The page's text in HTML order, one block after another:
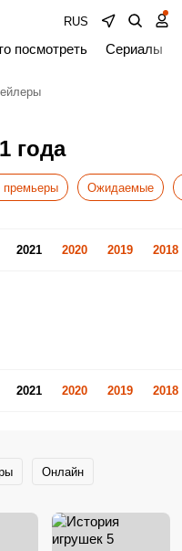
RUS
посмотреть Сериалы
года
Ожидаемые
2021 2020 2019 2018
2021 2020 2019 2018
Онлайн